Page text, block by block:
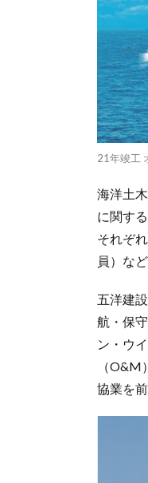
21年竣工
海洋土
に関す
それぞ
員）な
五洋建
航・保
ン・ウ
（
協業を